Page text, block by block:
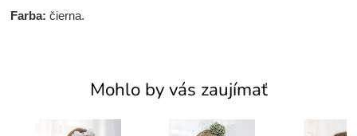
Farba: čierna.
Mohlo by vás zaujímať